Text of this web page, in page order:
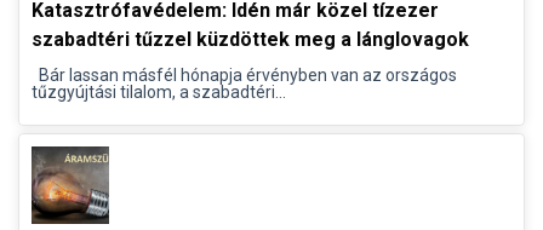
Katasztrófavédelem: Idén már közel tízezer
szabadtéri tűzzel küzdöttek meg a lánglovagok
Bár lassan másfél hónapja érvényben van az országos
tűzgyújtási tilalom, a szabadtéri...